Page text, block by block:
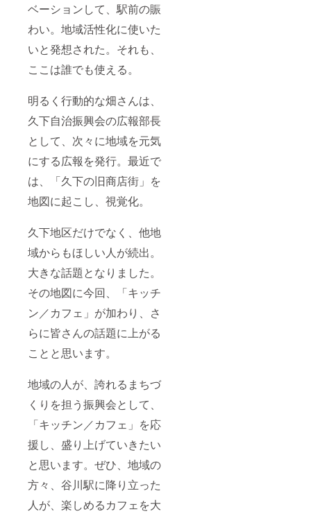
ベーションして、駅前の賑
わい。地域活性化に使いた
いと発想された。それも、
ここは誰でも使える。
明るく行動的な畑さんは、
久下自治振興会の広報部長
として、次々に地域を元気
にする広報を発行。最近で
は、「久下の旧商店街」を
地図に起こし、視覚化。
久下地区だけでなく、他地
域からもほしい人が続出。
大きな話題となりました。
その地図に今回、「キッチ
ン／カフェ」が加わり、さ
らに皆さんの話題に上がる
ことと思います。
地域の人が、誇れるまちづ
くりを担う振興会として、
「キッチン／カフェ」を応
援し、盛り上げていきたい
と思います。ぜひ、地域の
方々、谷川駅に降り立った
人が、楽しめるカフェを大